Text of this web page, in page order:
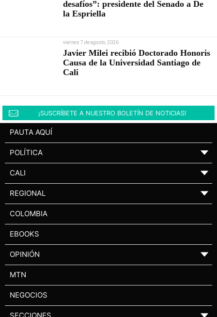
desafíos”: presidente del Senado a De
la Espriella
viernes 7 de agosto, 2026
Javier Milei recibió Doctorado Honoris
Causa de la Universidad Santiago de
Cali
¡SUSCRÍBETE A NUESTRO BOLETÍN DE NOTICIAS!
PAUTA AQUÍ
POLÍTICA ▼
CALI ▼
REGIONAL ▼
COLOMBIA
EBOOKS
OPINIÓN ▼
MTN
NEGOCIOS
▼